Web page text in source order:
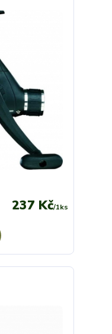
237 Kč/1ks